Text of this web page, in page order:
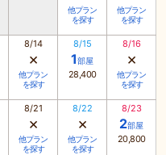
他プラン
を探す
他プラン
を探す
8/14
×
他プラン
を探す
8/15
1部屋
28,400
8/16
×
他プラン
を探す
8/21
×
他プラン
を探す
8/22
×
他プラン
を探す
8/23
2部屋
20,800